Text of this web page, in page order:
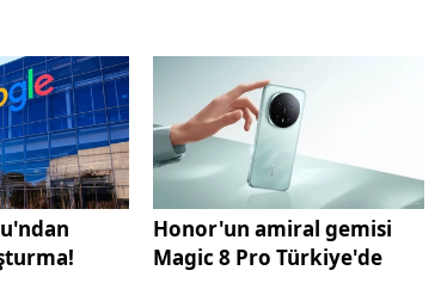
Honor'un amiral gemisi
Magic 8 Pro Türkiye'de